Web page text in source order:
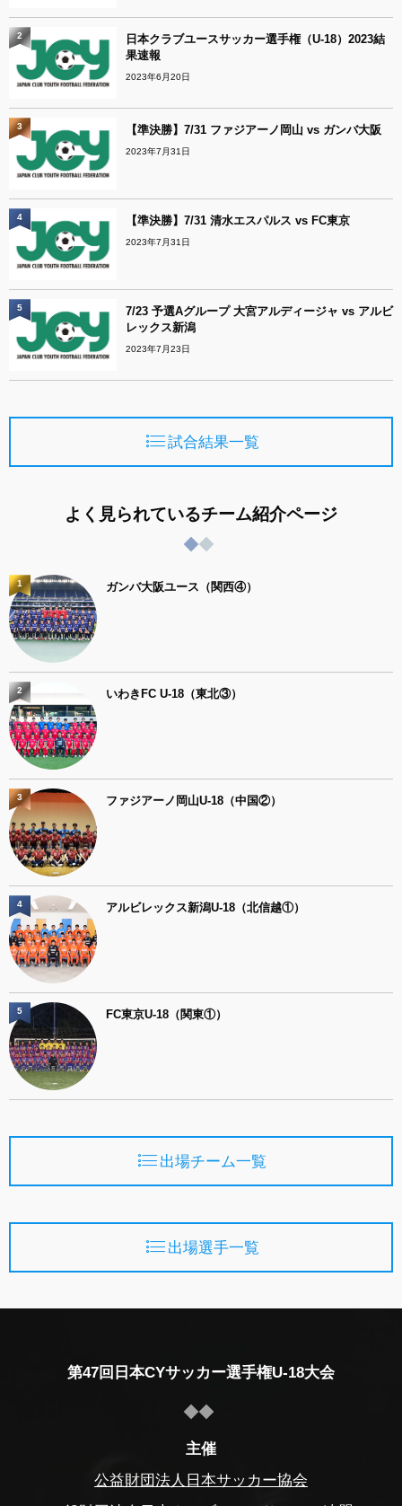
日本クラブユースサッカー選手権（U-18）2023結
果速報
2023年6月20日
2
【準決勝】7/31 ファジアーノ岡山 vs ガンバ大阪
2023年7月31日
3
【準決勝】7/31 清水エスパルス vs FC東京
2023年7月31日
4
7/23 予選Aグループ 大宮アルディージャ vs アルビ
レックス新潟
2023年7月23日
5
試合結果一覧
よく見られているチーム紹介ページ
ガンバ大阪ユース（関西④）
1
いわきFC U-18（東北③）
2
ファジアーノ岡山U-18（中国②）
3
アルビレックス新潟U-18（北信越①）
4
FC東京U-18（関東①）
5
出場チーム一覧
出場選手一覧
第47回日本CYサッカー選手権U-18大会
主催
公益財団法人日本サッカー協会